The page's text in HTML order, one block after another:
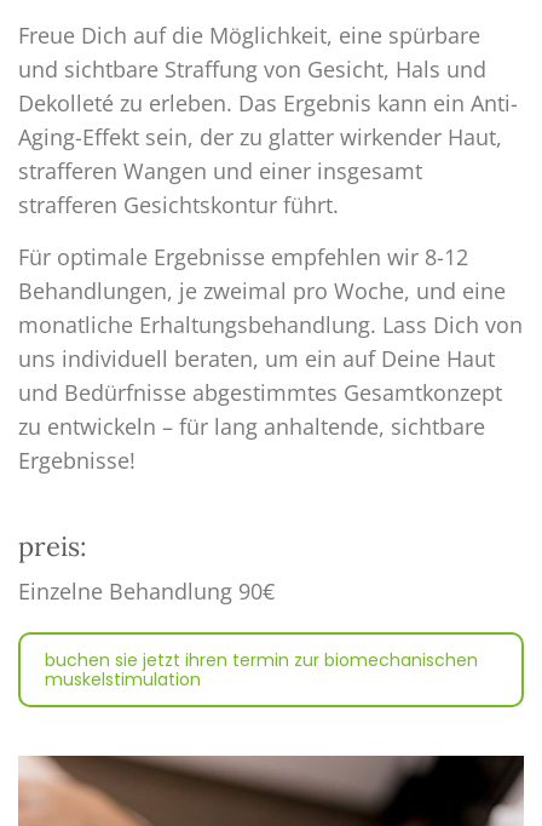
Freue Dich auf die Möglichkeit, eine spürbare
und sichtbare Straffung von Gesicht, Hals und
Dekolleté zu erleben. Das Ergebnis kann ein Anti-
Aging-Effekt sein, der zu glatter wirkender Haut,
strafferen Wangen und einer insgesamt
strafferen Gesichtskontur führt.
Für optimale Ergebnisse empfehlen wir 8-12
Behandlungen, je zweimal pro Woche, und eine
monatliche Erhaltungsbehandlung. Lass Dich von
uns individuell beraten, um ein auf Deine Haut
und Bedürfnisse abgestimmtes Gesamtkonzept
zu entwickeln – für lang anhaltende, sichtbare
Ergebnisse!
preis:
Einzelne Behandlung 90€
buchen sie jetzt ihren termin zur biomechanischen
muskelstimulation